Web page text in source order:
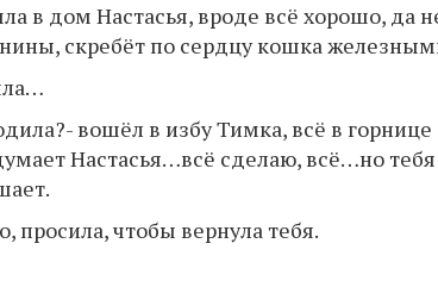
в дом Настасья, вроде всё хорошо, да
скребёт по сердцу кошка
вошёл в избу Тимка, всё в
Настасья…всё сделаю, всё…но
просила, чтобы вернула тебя.